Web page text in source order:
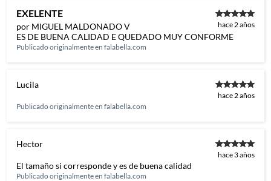
EXELENTE
por MIGUEL MALDONADO V hace 2 años
ES DE BUENA CALIDAD E QUEDADO MUY CONFORME
Publicado originalmente en falabella.com
Lucila
hace 2 años
Publicado originalmente en falabella.com
Hector
hace 3 años
El tamaño si corresponde y es de buena calidad
Publicado originalmente en falabella.com